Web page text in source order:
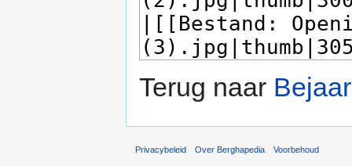
Terug naar
Privacybeleid Over Berghapedia Voorbehoud